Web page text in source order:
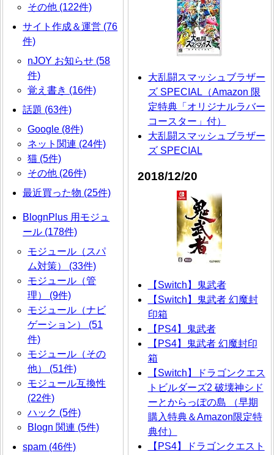
その他 (122件)
サイト作成＆運営 (76
件)
nJOY お知らせ (58
件)
覚え書き (16件)
話題 (63件)
Google (8件)
ネット関連 (24件)
猫 (5件)
その他 (26件)
最近買った物 (25件)
BlognPlus 用モジュ
ール (178件)
モジュール（スパ
ム対策） (33件)
モジュール（管
理） (9件)
モジュール（ナビ
ゲーション） (51
件)
モジュール（その
他） (51件)
モジュール互換性
(22件)
ハック (5件)
Blogn 関連 (5件)
spam (46件)
大乱闘スマッシュブラザー
ズ SPECIAL（Amazon 限
定特典「オリジナルラバー
コースター」付）
大乱闘スマッシュブラザー
ズ SPECIAL
2018/12/20
【Switch】鬼武者
【Switch】鬼武者 幻魔封
印箱
【PS4】鬼武者
【PS4】鬼武者 幻魔封印
箱
【Switch】ドラゴンクエス
トビルダーズ2 破壊神シド
ーとからっぽの島 （早期
購入特典＆Amazon限定特
典付）
【PS4】ドラゴンクエスト